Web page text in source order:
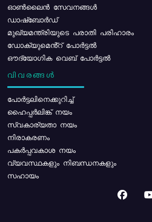
ഓൺലൈൻ സേവനങ്ങൾ
ഡാഷ്ബോർഡ്
മുഖ്യമന്ത്രിയുടെ പരാതി പരിഹാരം
ഡോക്യുമെൻ്റ് പോർട്ടൽ
ഔദ്യോഗിക വെബ് പോർട്ടൽ
വിവരങ്ങൾ
പോര്‍ട്ടലിനെക്കുറിച്ച്
ഹൈപ്പർലിങ്ക് നയം
സ്വകാര്യതാ നയം
നിരാകരണം
പകർപ്പവകാശ നയം
വ്യവസ്ഥകളും നിബന്ധനകളും
സഹായം